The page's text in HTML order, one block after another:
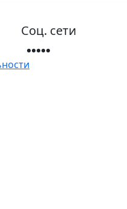
Соц. сети